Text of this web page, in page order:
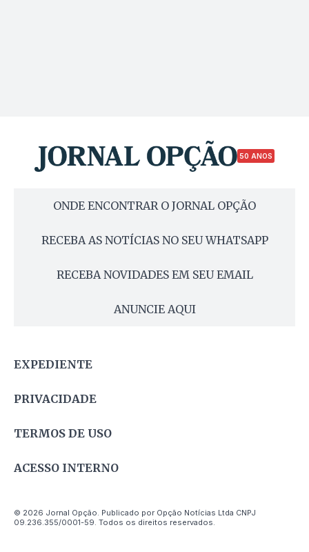
50 ANOS
ONDE ENCONTRAR O JORNAL OPÇÃO
RECEBA AS NOTÍCIAS NO SEU WHATSAPP
RECEBA NOVIDADES EM SEU EMAIL
ANUNCIE AQUI
EXPEDIENTE
PRIVACIDADE
TERMOS DE USO
ACESSO INTERNO
© 2026 Jornal Opção. Publicado por Opção Notícias Ltda CNPJ
09.236.355/0001-59. Todos os direitos reservados.